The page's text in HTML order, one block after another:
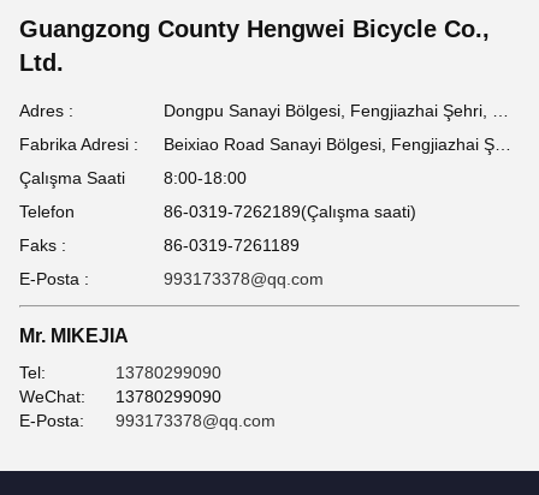
Guangzong County Hengwei Bicycle Co.,
Ltd.
Adres :
Fabrika Adresi :
Çalışma Saati
8:00-18:00
Telefon
86-0319-7262189(Çalışma saati)
Faks :
86-0319-7261189
E-Posta :
993173378@qq.com
Mr. MIKEJIA
Tel:
13780299090
WeChat:
13780299090
E-Posta:
993173378@qq.com